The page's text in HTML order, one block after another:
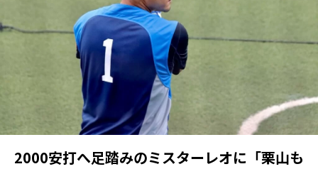
2000安打へ足踏みのミスターレオに「栗山も